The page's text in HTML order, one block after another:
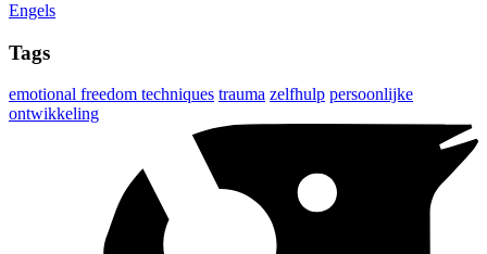
Engels
Tags
emotional freedom techniques trauma zelfhulp persoonlijke
ontwikkeling